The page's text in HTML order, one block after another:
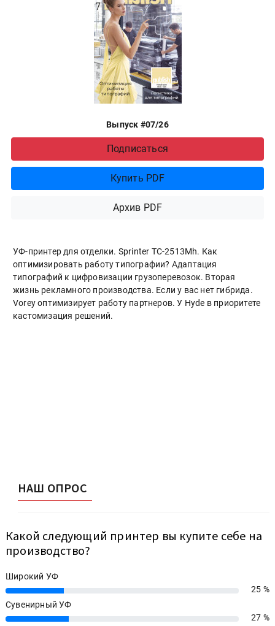
Выпуск #07/26
Подписаться
Купить PDF
Архив PDF
УФ-принтер для отделки. Sprinter ТС-2513Mh. Как
оптимизировать работу типографии? Адаптация
типографий к цифровизации грузоперевозок. Вторая
жизнь рекламного производства. Если у вас нет гибрида.
Vorey оптимизирует работу партнеров. У Hyde в приоритете
кастомизация решений.
НАШ ОПРОС
Какой следующий принтер вы купите себе на
производство?
Широкий УФ
25%
25 %
Сувенирный УФ
27% 27 %